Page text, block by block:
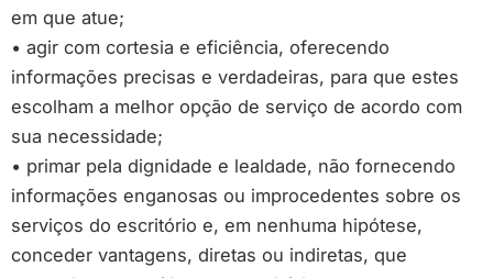
em que atue;
• agir com cortesia e eficiência, oferecendo
informações precisas e verdadeiras, para que estes
escolham a melhor opção de serviço de acordo com
sua necessidade;
• primar pela dignidade e lealdade, não fornecendo
informações enganosas ou improcedentes sobre os
serviços do escritório e, em nenhuma hipótese,
conceder vantagens, diretas ou indiretas, que